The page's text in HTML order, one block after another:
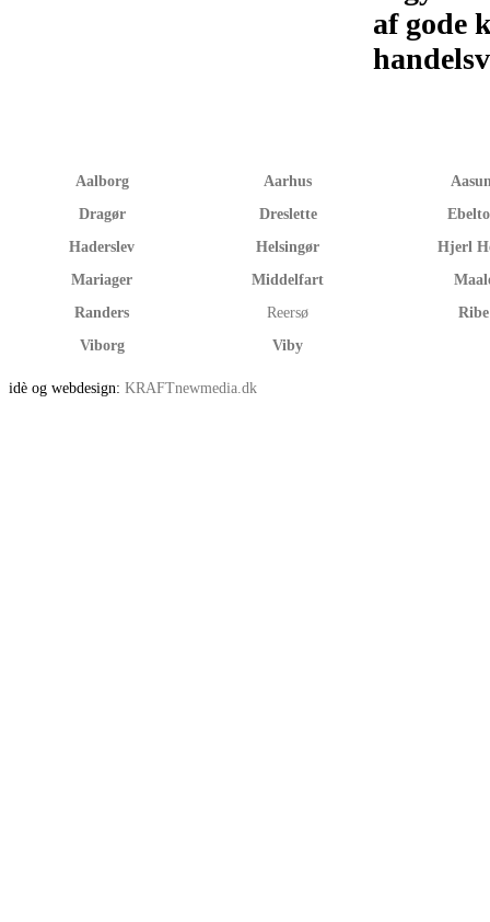
af gode
Aalborg Aarhus
Dragør
Dreslette
Haderslev
Helsingør
Hjerl
Mariager
Middelfart
Randers
Reersø
Ribe
Viborg
Viby
idè og webdesign: KRAFTnewmedia.dk